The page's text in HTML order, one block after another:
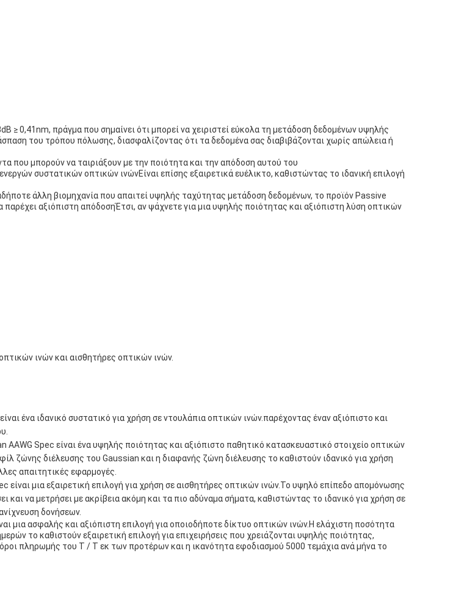
≥ 0,41nm, πράγμα που σημαίνει ότι μπορεί να χειριστεί εύκολα τη μετάδοση δεδομένων υψηλής
του τρόπου πόλωσης, διασφαλίζοντας ότι τα δεδομένα σας διαβιβάζονται χωρίς απώλεια ή
που μπορούν να ταιριάξουν με την ποιότητα και την απόδοση αυτού του
συστατικών οπτικών ινώνΕίναι επίσης εξαιρετικά ευέλικτο, καθιστώντας το ιδανική επιλογή
άλλη βιομηχανία που απαιτεί υψηλής ταχύτητας μετάδοση δεδομένων, το προϊόν Passive
παρέχει αξιόπιστη απόδοσηΈτσι, αν ψάχνετε για μια υψηλής ποιότητας και αξιόπιστη λύση οπτικών
ινών και αισθητήρες οπτικών ινών.
ένα ιδανικό συστατικό για χρήση σε ντουλάπια οπτικών ινών.παρέχοντας έναν αξιόπιστο και
AAWG Spec είναι ένα υψηλής ποιότητας και αξιόπιστο παθητικό κατασκευαστικό στοιχείο οπτικών
ζώνης διέλευσης του Gaussian και η διαφανής ζώνη διέλευσης το καθιστούν ιδανικό για χρήση
απαιτητικές εφαρμογές.
είναι μια εξαιρετική επιλογή για χρήση σε αισθητήρες οπτικών ινών.Το υψηλό επίπεδο απομόνωσης
και να μετρήσει με ακρίβεια ακόμη και τα πιο αδύναμα σήματα, καθιστώντας το ιδανικό για χρήση σε
δονήσεων.
μια ασφαλής και αξιόπιστη επιλογή για οποιοδήποτε δίκτυο οπτικών ινών.Η ελάχιστη ποσότητα
το καθιστούν εξαιρετική επιλογή για επιχειρήσεις που χρειάζονται υψηλής ποιότητας,
πληρωμής του T / T εκ των προτέρων και η ικανότητα εφοδιασμού 5000 τεμάχια ανά μήνα το